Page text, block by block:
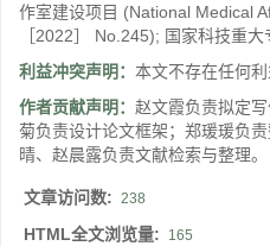
作室建设项目 (National Medical
［2022］ No.245); 国家科技重大
利益冲突声明： 本文不存在任何利
作者贡献声明： 赵文霞负责拟定
菊负责设计论文框架；郑瑗瑗负
晴、赵晨露负责文献检索与整理。
文章访问数: 238
HTML全文浏览量: 165